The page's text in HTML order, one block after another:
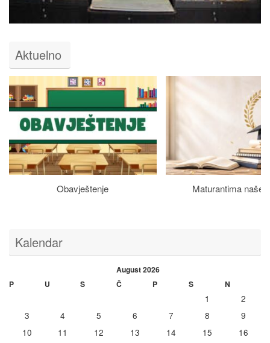
Aktuelno
Obavještenje Maturantima naše
Kalendar
August 2026
P
U S Č P S N
1
2
3
4 5 6 7 8
9
10
11 12 13 14 15
16